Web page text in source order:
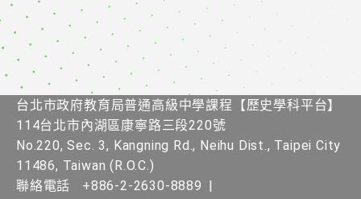
台北市政府教育局普通高級中學課程【歷史學科平台】
114台北市內湖區康寧路三段220號
No.220, Sec. 3, Kangning Rd., Neihu Dist., Taipei City
11486, Taiwan (R.O.C.)
聯絡電話
+886-2-2630-8889 |